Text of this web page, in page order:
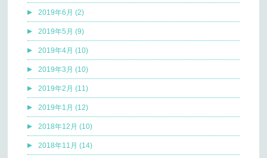
2019年6月 (2)
2019年5月 (9)
2019年4月 (10)
2019年3月 (10)
2019年2月 (11)
2019年1月 (12)
2018年12月 (10)
2018年11月 (14)